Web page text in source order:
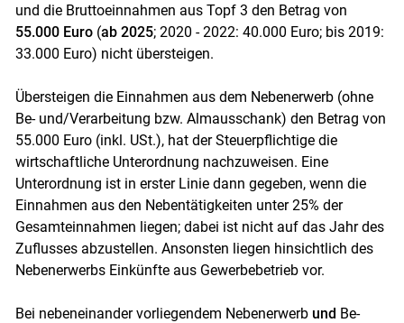
und die Bruttoeinnahmen aus Topf 3 den Betrag von
55.000 Euro(ab 2025; 2020 - 2022: 40.000 Euro; bis 2019:
33.000 Euro) nicht übersteigen.
Übersteigen die Einnahmen aus dem Nebenerwerb (ohne
Be- und/Verarbeitung bzw. Almausschank) den Betrag von
55.000 Euro (inkl. USt.), hat der Steuerpflichtige die
wirtschaftliche Unterordnung nachzuweisen. Eine
Unterordnung ist in erster Linie dann gegeben, wenn die
Einnahmen aus den Nebentätigkeiten unter 25% der
Gesamteinnahmen liegen; dabei ist nicht auf das Jahr des
Zuflusses abzustellen. Ansonsten liegen hinsichtlich des
Nebenerwerbs Einkünfte aus Gewerbebetrieb vor.
Bei nebeneinander vorliegendem Nebenerwerb und Be-